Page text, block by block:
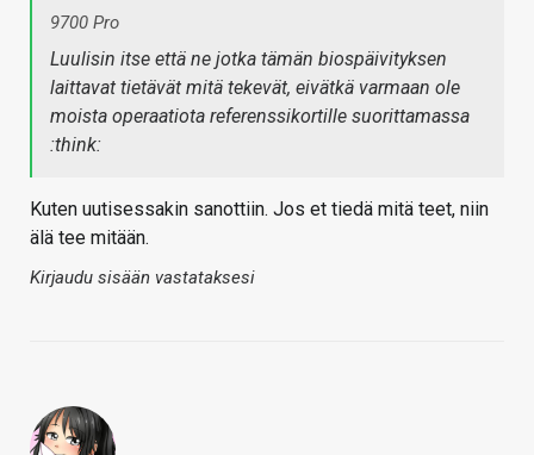
9700 Pro
Luulisin itse että ne jotka tämän biospäivityksen
laittavat tietävät mitä tekevät, eivätkä varmaan ole
moista operaatiota referenssikortille suorittamassa
:think:
Kuten uutisessakin sanottiin. Jos et tiedä mitä teet, niin
älä tee mitään.
Kirjaudu sisään vastataksesi